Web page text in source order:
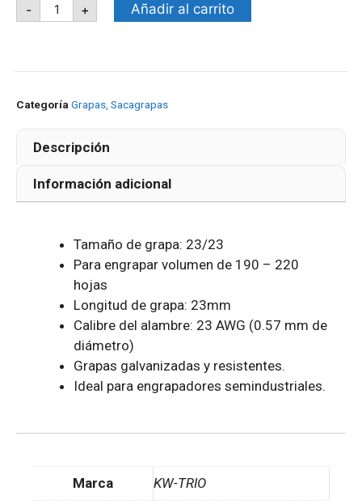
- + Añadir al carrito
Categoría Grapas, Sacagrapas
Descripción
Información adicional
Tamaño de grapa: 23/23
Para engrapar volumen de 190 – 220
hojas
Longitud de grapa: 23mm
Calibre del alambre: 23 AWG (0.57 mm de
diámetro)
Grapas galvanizadas y resistentes.
Ideal para engrapadores semindustriales.
Marca KW-TRIO